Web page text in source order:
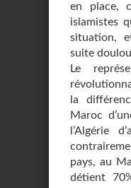
en place,
islamistes
situation,
suite
Le
la
Maroc
l’Algérie
pays, au
détient